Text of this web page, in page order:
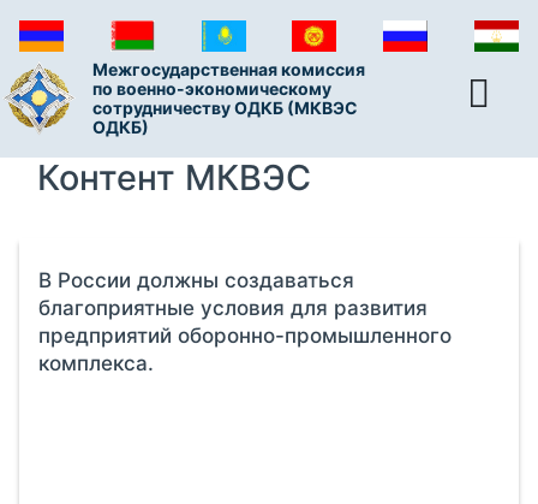
Межгосударственная комиссия
по военно-экономическому
сотрудничеству ОДКБ (МКВЭС
ОДКБ)
Контент МКВЭС
В России должны создаваться
благоприятные условия для развития
предприятий оборонно-промышленного
комплекса.